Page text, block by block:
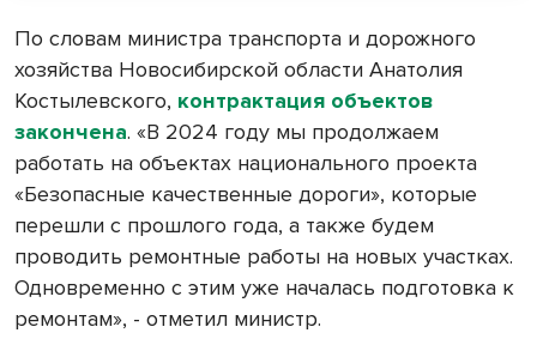
По словам министра транспорта и дорожного
хозяйства Новосибирской области Анатолия
Костылевского, контрактация объектов
закончена. «В 2024 году мы продолжаем
работать на объектах национального проекта
«Безопасные качественные дороги», которые
перешли с прошлого года, а также будем
проводить ремонтные работы на новых участках.
Одновременно с этим уже началась подготовка к
ремонтам», - отметил министр.